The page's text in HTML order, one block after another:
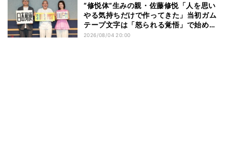
“修悦体”生みの親・佐藤修悦「人を思い
やる気持ちだけで作ってきた」当初ガム
テープ文字は「怒られる覚悟」で始め
た？
2026/08/04 20:00